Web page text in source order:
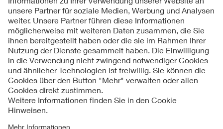
Kontakt
Impressum
Datenschutzinformationen
Cookie Hinweise